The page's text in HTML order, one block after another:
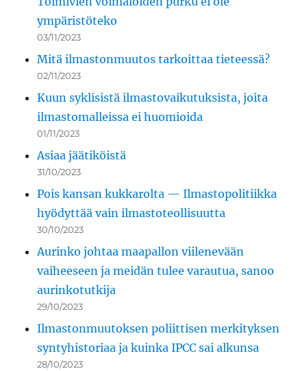
ympäristöteko
03/11/2023
Mitä ilmastonmuutos tarkoittaa tieteessä?
02/11/2023
Kuun syklisistä ilmastovaikutuksista, joita
ilmastomalleissa ei huomioida
01/11/2023
Asiaa jäätiköistä
31/10/2023
Pois kansan kukkarolta — Ilmastopolitiikka
hyödyttää vain ilmastoteollisuutta
30/10/2023
Aurinko johtaa maapallon viilenevään
vaiheeseen ja meidän tulee varautua, sanoo
aurinkotutkija
29/10/2023
Ilmastonmuutoksen poliittisen merkityksen
syntyhistoriaa ja kuinka IPCC sai alkunsa
28/10/2023